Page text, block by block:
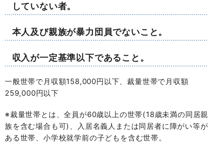
していない者。
本人及び親族が暴力団員でないこと。
収入が一定基準以下であること。
一般世帯で月収額158,000円以下、裁量世帯で月収額
259,000円以下
※裁量世帯とは、全員が60歳以上の世帯(18歳未満の同居親
族を含む場合も可)、入居名義人または同居者に障がい等が
ある世帯、小学校就学前の子どもを含む世帯。